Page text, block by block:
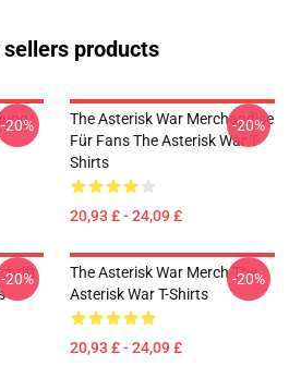
products
-20%
The Asterisk War Merchandise
Für Fans The Asterisk War T-
Shirts
20,93 £ - 24,09 £
-20%
-20%
The Asterisk War Merch The
Asterisk War T-Shirts
20,93 £ - 24,09 £
-20%